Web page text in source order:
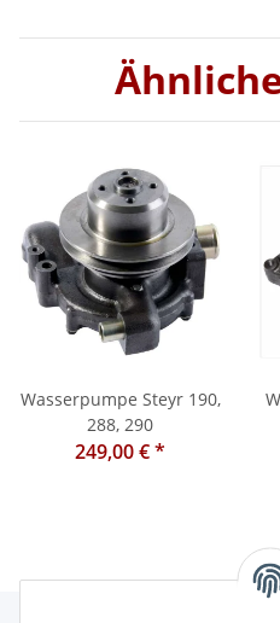
Wasserpumpe Steyr 190,
288, 290
249,00 €*